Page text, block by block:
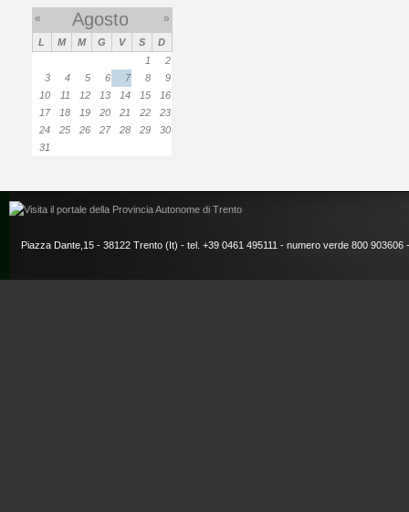
« Agosto »
L M M G V S
D
1
2
3
4 5 6 7 8
9
10
11 12 13 14 15
16
17
18 19 20 21 22
23
24
25 26 27 28 29
30
31
Piazza Dante,15 - 38122 Trento (It) - tel. +39 0461 495111 - numero verde 800 903606